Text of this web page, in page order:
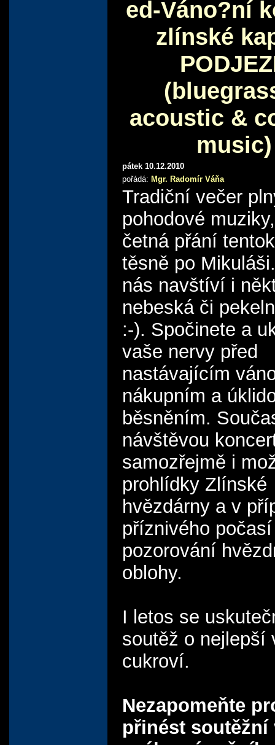
ed-Váno?ní
zlínské
acoustic &
music)
pátek 10.12.2010
pořádá: Mgr. Radomír Váňa
Tradiční večer
pohodové
četná přání
těsně po
nás navštíví i
nebeská či
:-). Spočinete a
vaše nervy před
nastávajícím
nákupním a
běsněním.
návštěvou
samozřejmě i
prohlídky Zlínské
hvězdárny a v
příznivého
pozorování
oblohy.
I letos se
soutěž o nejlepší
cukroví.
Nezapomeňte
přinést soutěžní